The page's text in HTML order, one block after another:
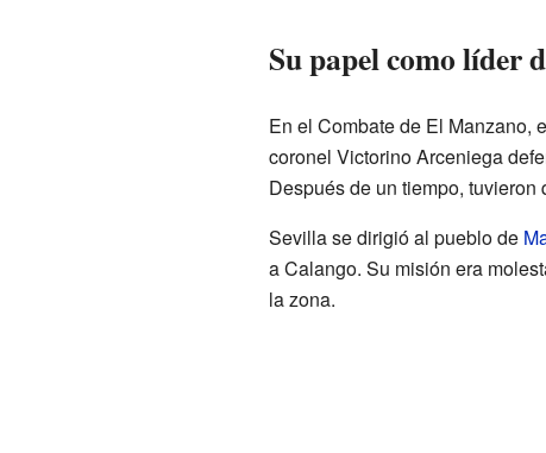
Su papel como líder
En el Combate de El Manzano,
coronel Victorino Arceniega
Después de un tiempo,
Sevilla se dirigió al pueblo de
a Calango. Su misión era
la zona.